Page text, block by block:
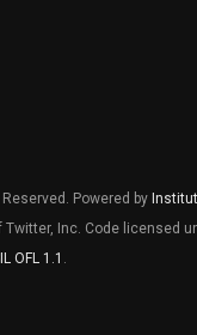
Powered by
Inc. Code licensed
OFL 1.1 .